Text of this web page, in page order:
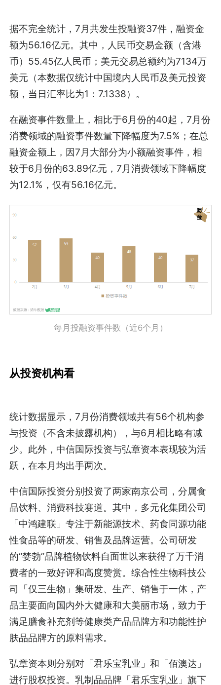
据不完全统计，7月共发生投融资37件，融资金
额为56.16亿元。其中，人民币交易金额（含港
币）55.45亿人民币；美元交易总额约为7134万
美元（本数据仅统计中国境内人民币及美元投资
额，当日汇率比为1：7.1338）。
在融资事件数量上，相比于6月份的40起，7月份
消费领域的融资事件数量下降幅度为7.5%；在总
融资金额上，因7月大部分为小额融资事件，相
较于6月份的63.89亿元，7月消费领域下降幅度
为12.1%，仅有56.16亿元。
每月投融资事件数（近6个月）
从投资机构看
统计数据显示，7月份消费领域共有56个机构参
与投资（不含未披露机构），与6月相比略有减
少。此外，中信国际投资与弘章资本表现较为活
跃，在本月均出手两次。
中信国际投资分别投资了两家南京公司，分属食
品饮料、消费科技赛道。其中，多元化集团公司
「中鸿建联」专注于新能源技术、药食同源功能
性食品等的研发、销售及品牌运营。公司研发
的“婪勃”品牌植物饮料自面世以来获得了万千消
费者的一致好评和高度赞赏。综合性生物科技公
司「仅三生物」集研发、生产、销售于一体，产
品主要面向国内外大健康和大美丽市场，致力于
满足膳食补充剂等健康类产品品牌方和功能性护
肤品品牌方的原料需求。
弘章资本则分别对「君乐宝乳业」和「佰澳达」
进行股权投资。乳制品品牌「君乐宝乳业」旗下